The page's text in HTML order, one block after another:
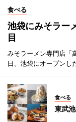
食べる
池袋にみそラー
目
みそラーメン専門店「
日、池袋にオープンし
食べる
東武